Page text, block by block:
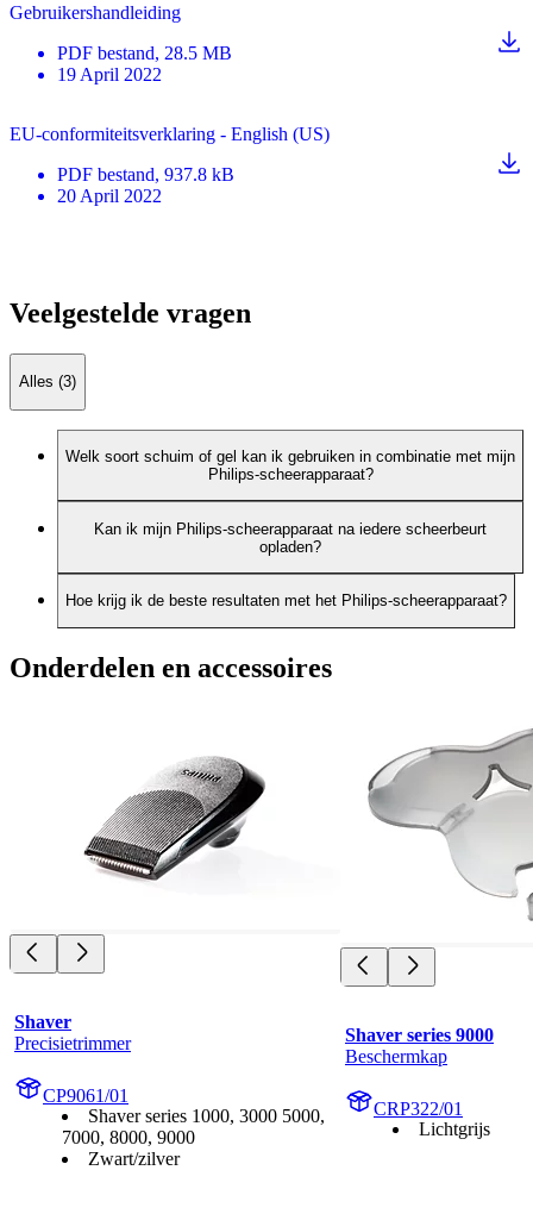
Gebruikershandleiding
PDF bestand, 28.5 MB
19 April 2022
EU-conformiteitsverklaring - English (US)
PDF bestand, 937.8 kB
20 April 2022
Veelgestelde vragen
Alles (3)
Welk soort schuim of gel kan ik gebruiken in combinatie met mijn
Philips-scheerapparaat?
Kan ik mijn Philips-scheerapparaat na iedere scheerbeurt
opladen?
Hoe krijg ik de beste resultaten met het Philips-scheerapparaat?
Onderdelen en accessoires
Shaver
Precisietrimmer
CP9061/01
Shaver series 1000, 3000 5000,
7000, 8000, 9000
Zwart/zilver
Shaver series 9000
Beschermkap
CRP322/01
Lichtgrijs